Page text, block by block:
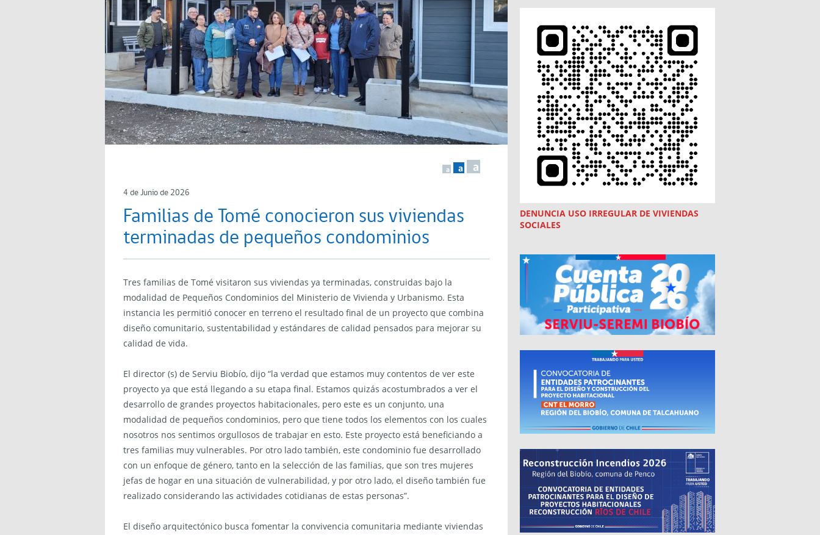
a a a
4 de Junio de 2026
Familias de Tomé conocieron sus viviendas
terminadas de pequeños condominios
Tres familias de Tomé visitaron sus viviendas ya terminadas, construidas bajo la
modalidad de Pequeños Condominios del Ministerio de Vivienda y Urbanismo. Esta
instancia les permitió conocer en terreno el resultado final de un proyecto que combina
diseño comunitario, sustentabilidad y estándares de calidad pensados para mejorar su
calidad de vida.
El director (s) de Serviu Biobío, dijo “la verdad que estamos muy contentos de ver este
proyecto ya que está llegando a su etapa final. Estamos quizás acostumbrados a ver el
desarrollo de grandes proyectos habitacionales, pero este es un conjunto, una
modalidad de pequeños condominios, pero que tiene todos los elementos con los cuales
nosotros nos sentimos orgullosos de trabajar en esto. Este proyecto está beneficiando a
tres familias muy vulnerables. Por otro lado también, este condominio fue desarrollado
con un enfoque de género, tanto en la selección de las familias, que son tres mujeres
jefas de hogar en una situación de vulnerabilidad, y por otro lado, el diseño también fue
realizado considerando las actividades cotidianas de estas personas”.
El diseño arquitectónico busca fomentar la convivencia comunitaria mediante viviendas
DENUNCIA USO IRREGULAR DE VIVIENDAS
SOCIALES